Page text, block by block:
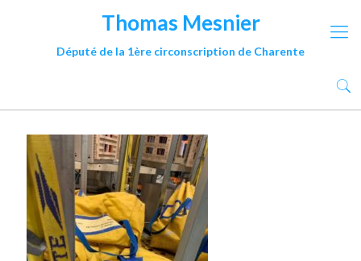
Thomas Mesnier
Député de la 1ère circonscription de Charente